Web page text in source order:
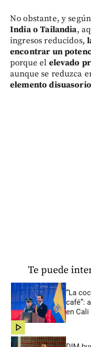
No obstante, y
India o Tailandia,
ingresos reducidos,
encontrar un
porque el elevado
aunque se reduzca
elemento
Te puede
“La
café”:
en Cali
share